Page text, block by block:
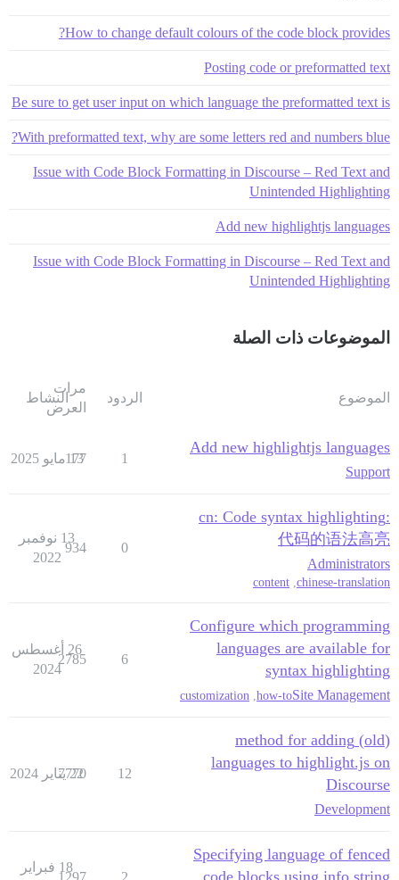
How to change default colours of the code block provides?
Posting code or preformatted text
Be sure to get user input on which language the preformatted text is
With preformatted text, why are some letters red and numbers blue?
Issue with Code Block Formatting in Discourse – Red Text and
Unintended Highlighting
Add new highlightjs languages
Issue with Code Block Formatting in Discourse – Red Text and
Unintended Highlighting
الموضوعات ذات الصلة
الموضوع الردود
مرات
العرض
النشاط
Add new highlightjs languages
Support
1
177
13 مايو 2025
:cn: Code syntax highlighting
代码的语法高亮
Administrators
chinese-translation
,
content
0
934
13 نوفمبر
2022
Configure which programming
languages are available for
syntax highlighting
Site Management
how-to
customization
6
2785
26 أغسطس
2024
(old) method for adding
languages to highlight.js on
Discourse
Development
12
7770
22 يناير 2024
Specifying language of fenced
18 فبراير